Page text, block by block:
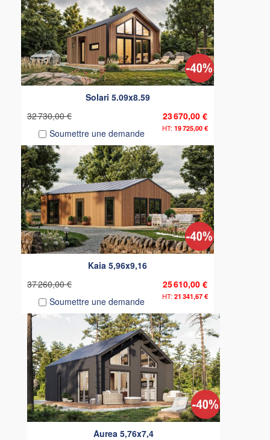
Solari 5.09x8.59
23 670,00 €
19 725,00 €
32 730,00 €
Soumettre une demande
Kaia 5,96x9,16
25 610,00 €
21 341,67 €
37 260,00 €
Soumettre une demande
Aurea 5,76x7,4